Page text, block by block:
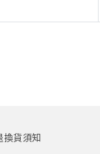
換貨須知